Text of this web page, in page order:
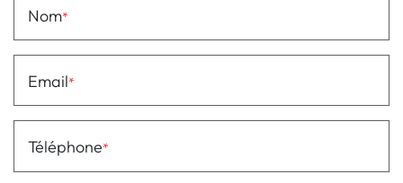
Nom
Email
Téléphone